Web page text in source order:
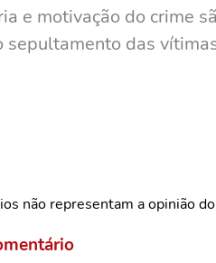
e motivação do crime
sepultamento das
não representam a opinião